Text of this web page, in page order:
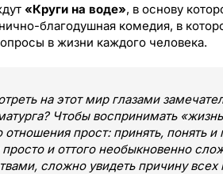
«Круги на воде», в основу
благодушная комедия, в
в жизни каждого человека.
на этот мир глазами
Чтобы воспринимать
отношения прост: принять, понять и
и оттого необыкновенно
сложно увидеть причину всех